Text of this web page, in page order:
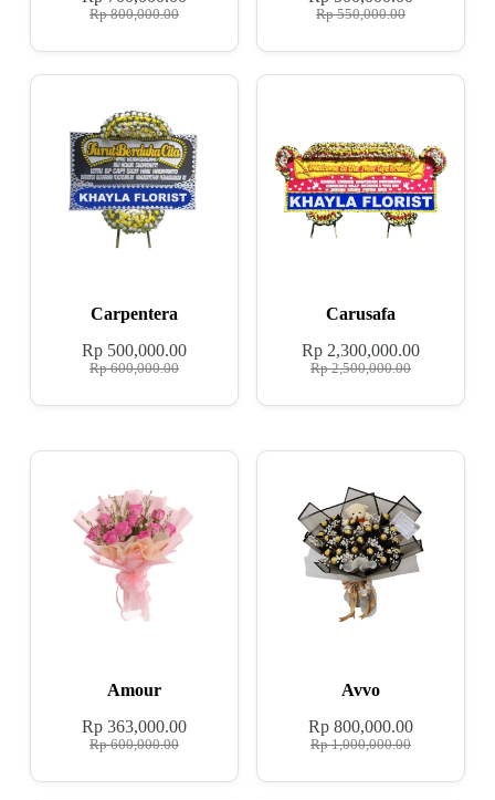
Rp800,000.00 Rp550,000.00
Carpentera
Rp600,000.00
Rp500,000.00
Carusafa
Rp2,500,000.00
Rp 2,300,000.00
Amour
Rp600,000.00
Rp363,000.00
Avvo
Rp1,000,000.00
Rp 800,000.00